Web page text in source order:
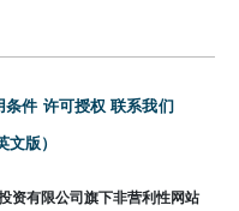
条件 许可授权 联系我们
版）
资有限公司旗下非营利性网站